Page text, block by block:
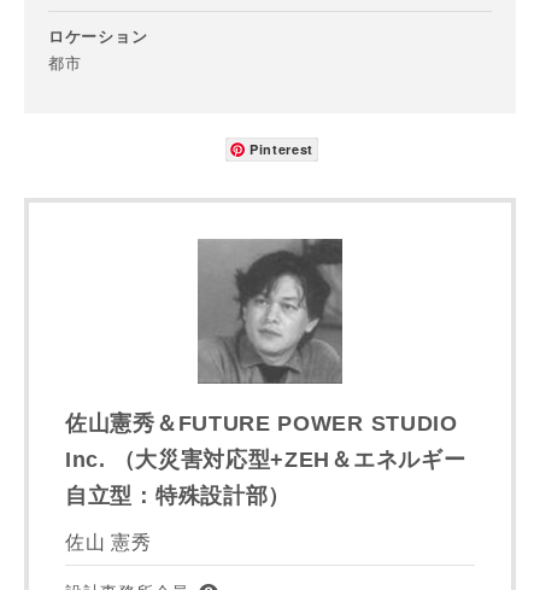
ロケーション
都市
Pinterest
佐山憲秀＆FUTURE POWER STUDIO
Inc. （大災害対応型+ZEH＆エネルギー
自立型：特殊設計部）
佐山 憲秀
郵便番号
番地、建物名